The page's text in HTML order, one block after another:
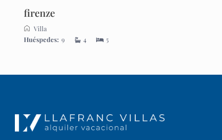
firenze
Villa
Huéspedes: 9 4 5